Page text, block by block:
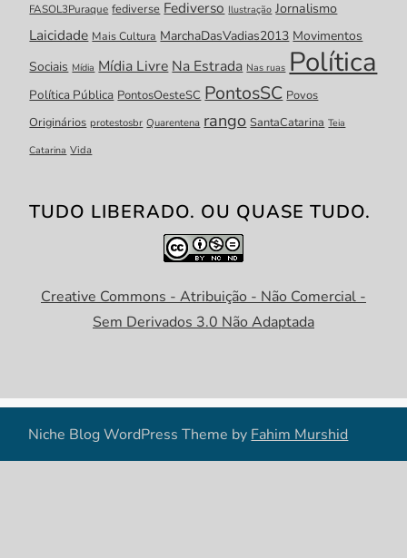
FASOL3Puraque fediverse Fediverso Ilustração Jornalismo
Laicidade Mais Cultura MarchaDasVadias2013 Movimentos
Sociais Mídia Mídia LivreNa Estrada Nas ruas Política
Política Pública PontosOesteSC PontosSC Povos
Originários protestosbr Quarentena rango SantaCatarina Teia
Catarina Vida
TUDO LIBERADO. OU QUASE TUDO.
Creative Commons - Atribuição - Não Comercial -
Sem Derivados 3.0 Não Adaptada
Niche Blog WordPress Theme byFahim Murshid